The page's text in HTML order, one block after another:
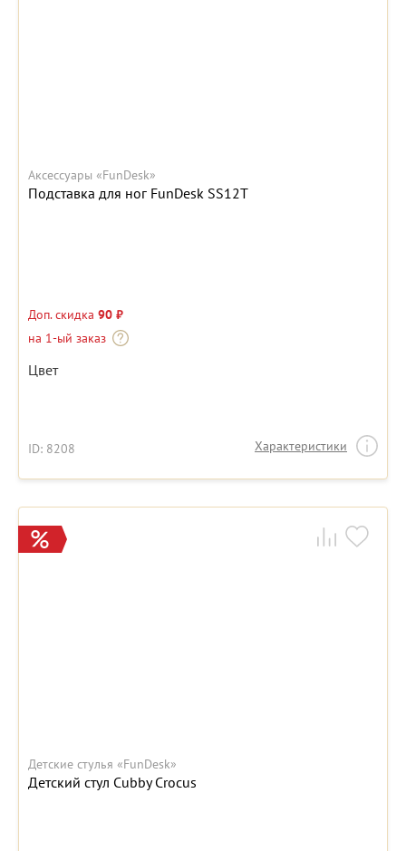
Аксессуары «FunDesk»
Подставка для ног FunDesk SS12T
Доп. скидка 90 ₽
на 1-ый заказ
Цвет
ID: 8208 Характеристики
Детские стулья «FunDesk»
Детский стул Cubby Crocus